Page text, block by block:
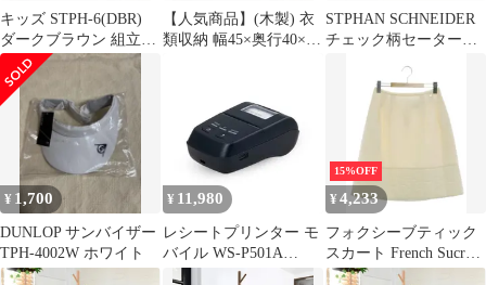
キッズ STPH-6(DBR)
ダークブラウン 組立品
高さ調節可能 コートハ
ンガー 玄関収納 幅45×
奥行40×高さ
124.5/174.5cm 衣類収納
(木製) ポールハンガー
山善(YAMAZEN)
【人気商品】(木製) 衣
類収納 幅45×奥行40×高
トハンガー 高さ調節可
能 組立品 [山善] ダーク
ブラウン STPH-6(DBR)
STPHAN SCHNEIDER
チェック柄セーター
¥ 1,700
DUNLOP サンバイザー
TPH-4002W ホワイト
¥ 11,980
レシートプリンター モ
バイル WS-P501A
Windows Android USB
15%OFF
¥4,233
フォクシーブティック
スカート French Sucre
35210 40 アイボリー